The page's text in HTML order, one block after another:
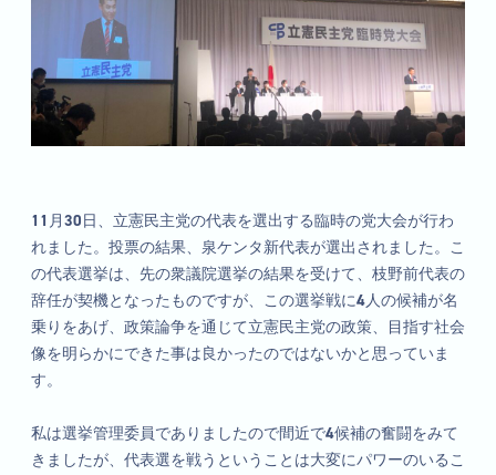
11月30日、立憲民主党の代表を選出する臨時の党大会が行わ
れました。投票の結果、泉ケンタ新代表が選出されました。こ
の代表選挙は、先の衆議院選挙の結果を受けて、枝野前代表の
辞任が契機となったものですが、この選挙戦に4人の候補が名
乗りをあげ、政策論争を通じて立憲民主党の政策、目指す社会
像を明らかにできた事は良かったのではないかと思っていま
す。
私は選挙管理委員でありましたので間近で4候補の奮闘をみて
きましたが、代表選を戦うということは大変にパワーのいるこ